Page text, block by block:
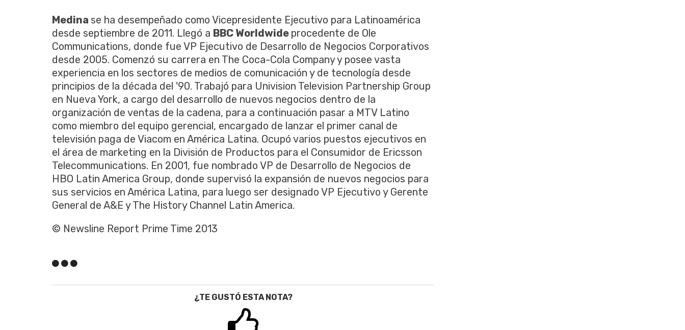
Medina se ha desempeñado como Vicepresidente Ejecutivo para Latinoamérica
desde septiembre de 2011. Llegó a BBC Worldwide procedente de Ole
Communications, donde fue VP Ejecutivo de Desarrollo de Negocios Corporativos
desde 2005. Comenzó su carrera en The Coca-Cola Company y posee vasta
experiencia en los sectores de medios de comunicación y de tecnología desde
principios de la década del '90. Trabajó para Univision Television Partnership Group
en Nueva York, a cargo del desarrollo de nuevos negocios dentro de la
organización de ventas de la cadena, para a continuación pasar a MTV Latino
como miembro del equipo gerencial, encargado de lanzar el primer canal de
televisión paga de Viacom en América Latina. Ocupó varios puestos ejecutivos en
el área de marketing en la División de Productos para el Consumidor de Ericsson
Telecommunications. En 2001, fue nombrado VP de Desarrollo de Negocios de
HBO Latin America Group, donde supervisó la expansión de nuevos negocios para
sus servicios en América Latina, para luego ser designado VP Ejecutivo y Gerente
General de A&E y The History Channel Latin America.
© Newsline Report Prime Time 2013
¿TE GUSTÓ ESTA NOTA?